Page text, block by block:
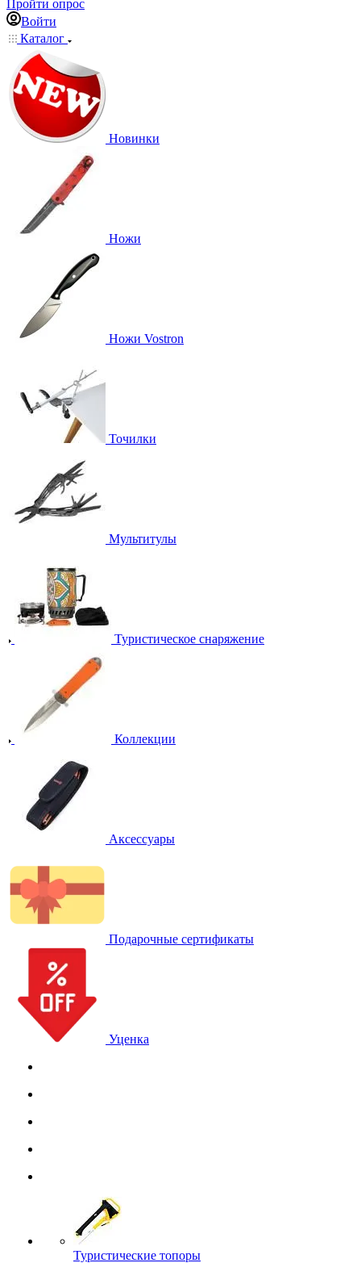
Пройти опрос
Войти
Каталог
Новинки
Ножи
Ножи Vostron
Точилки
Мультитулы
Туристическое снаряжение
Коллекции
Аксессуары
Подарочные сертификаты
Уценка
Туристические топоры